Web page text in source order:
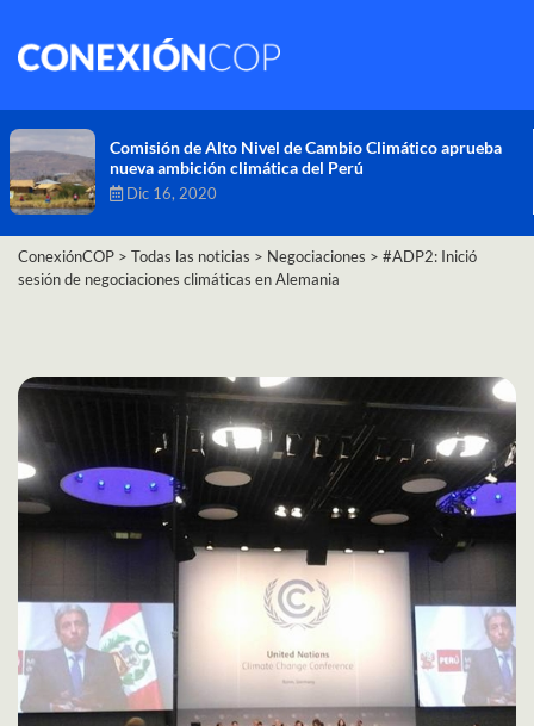
Comisión de Alto Nivel de Cambio Climático aprueba
nueva ambición climática del Perú
Dic 16, 2020
ConexiónCOP > Todas las noticias > Negociaciones > #ADP2: Inició
sesión de negociaciones climáticas en Alemania